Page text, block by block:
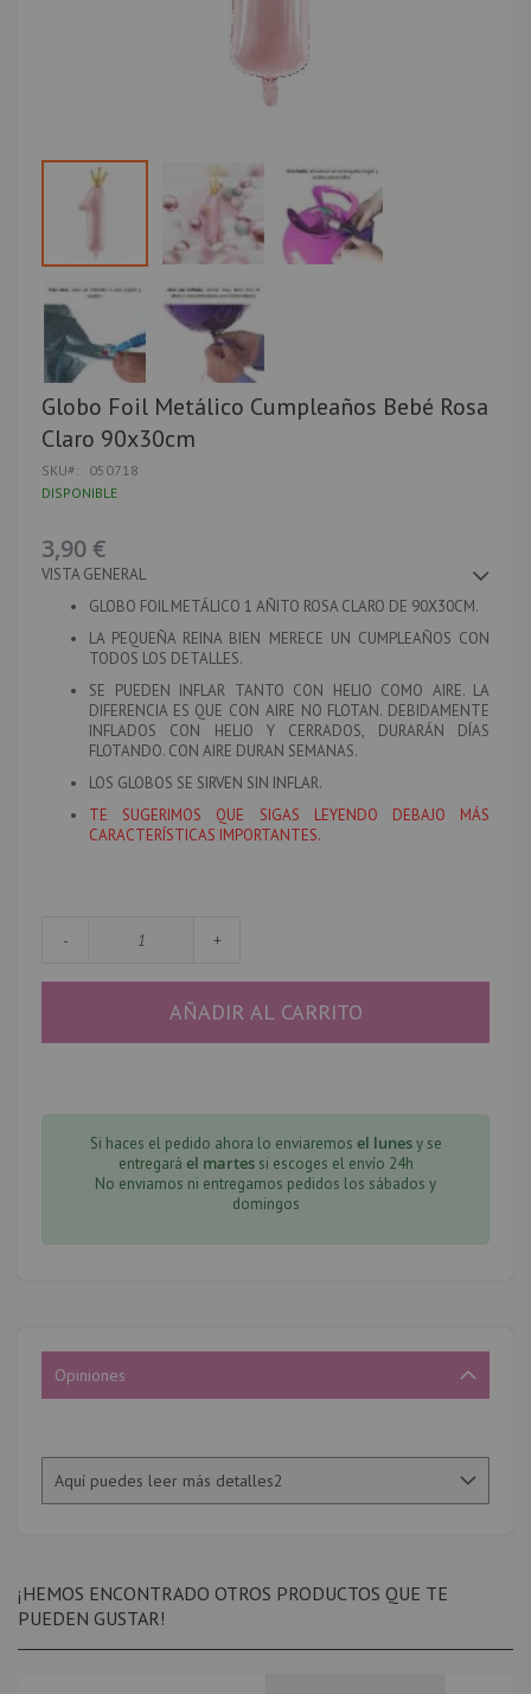
Saltar
al
comienzo
la
galería
imágenes
Globo Foil Metálico Cumpleaños Bebé Rosa
Claro 90x30cm
SKU
050718
DISPONIBLE
3,90 €
VISTA GENERAL
GLOBO FOIL METÁLICO 1 AÑITO ROSA CLARO DE 90X30CM.
LA PEQUEÑA REINA BIEN MERECE UN CUMPLEAÑOS CON
TODOS LOS DETALLES.
SE PUEDEN INFLAR TANTO CON HELIO COMO AIRE. LA
DIFERENCIA ES QUE CON AIRE NO FLOTAN. DEBIDAMENTE
INFLADOS CON HELIO Y CERRADOS, DURARÁN DÍAS
FLOTANDO. CON AIRE DURAN SEMANAS.
LOS GLOBOS SE SIRVEN SIN INFLAR.
TE SUGERIMOS QUE SIGAS LEYENDO DEBAJO MÁS
CARACTERÍSTICAS IMPORTANTES.
- +
AÑADIR AL CARRITO
Si haces el pedido ahora lo enviaremos el lunesy se
entregará el martessi escoges el envío 24h
No enviamos ni entregamos pedidos los sábados y
domingos
Opiniones
Aquí puedes leer más detalles2
¡HEMOS ENCONTRADO OTROS PRODUCTOS QUE TE
PUEDEN GUSTAR!